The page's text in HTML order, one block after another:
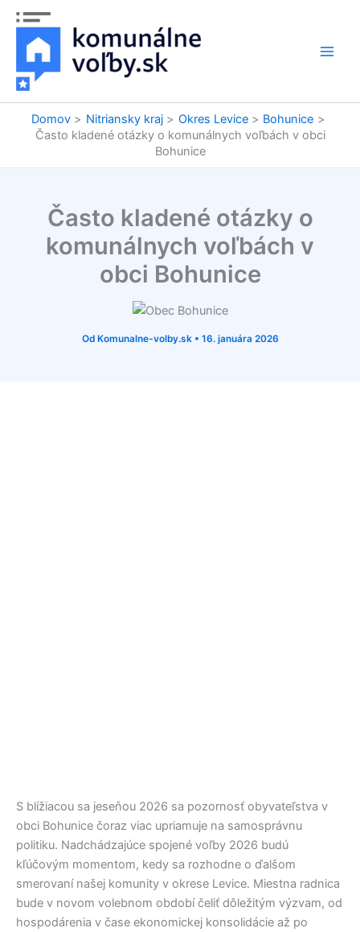
Preskočiť
obsah
Domov Nitriansky kraj Okres Levice
Bohunice
Často kladené otázky o komunálnych voľbách v obci
Bohunice
Často kladené otázky o
komunálnych voľbách v
obci Bohunice
Od Komunalne-volby.sk • 16. januára 2026
S blížiacou sa jeseňou 2026 sa pozornosť obyvateľstva v
obci Bohunice čoraz viac upriamuje na samosprávnu
politiku. Nadchádzajúce spojené voľby 2026 budú
kľúčovým momentom, kedy sa rozhodne o ďalšom
smerovaní našej komunity v okrese Levice. Miestna radnica
bude v novom volebnom období čeliť dôležitým výzvam, od
hospodárenia v čase ekonomickej konsolidácie až po